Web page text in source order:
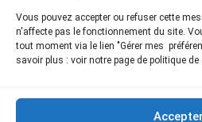
Vous pouvez accepter ou refuser cette
n'affecte pas le fonctionnement du site.
tout moment via le lien "Gérer mes
savoir plus : voir notre page de politique
Accepter
Inscrivez-vous à